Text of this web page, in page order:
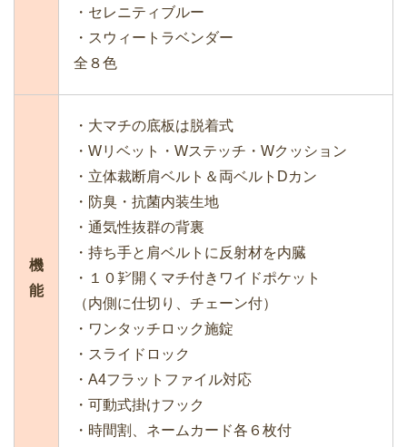
・セレニティブルー
・スウィートラベンダー
全８色
機
能
・大マチの底板は脱着式
・Wリベット・Wステッチ・Wクッション
・立体裁断肩ベルト＆両ベルトDカン
・防臭・抗菌内装生地
・通気性抜群の背裏
・持ち手と肩ベルトに反射材を内臓
・１０㌢開くマチ付きワイドポケット
（内側に仕切り、チェーン付）
・ワンタッチロック施錠
・スライドロック
・A4フラットファイル対応
・可動式掛けフック
・時間割、ネームカード各６枚付